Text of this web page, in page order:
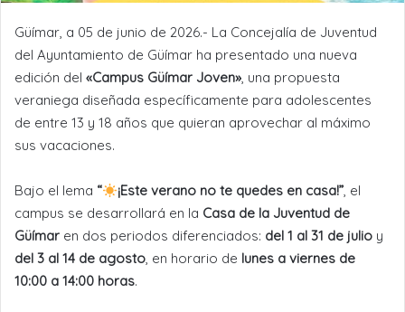
Güímar, a 05 de junio de 2026.- La Concejalía de Juventud
del Ayuntamiento de Güímar ha presentado una nueva
edición del «Campus Güímar Joven», una propuesta
veraniega diseñada específicamente para adolescentes
de entre 13 y 18 años que quieran aprovechar al máximo
sus vacaciones.
Bajo el lema “ ¡Este verano no te quedes en casa!”, el
campus se desarrollará en la Casa de la Juventud de
Güímar en dos periodos diferenciados: del 1 al 31 de julio y
del 3 al 14 de agosto, en horario de lunes a viernes de
10:00 a 14:00 horas.